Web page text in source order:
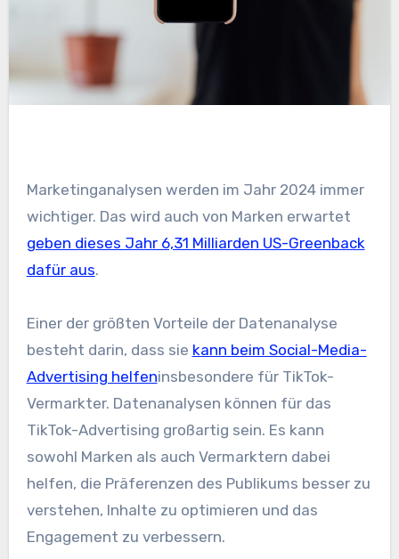
Marketinganalysen werden im Jahr 2024 immer
wichtiger. Das wird auch von Marken erwartet
geben dieses Jahr 6,31 Milliarden US-Greenback
dafür aus.
Einer der größten Vorteile der Datenanalyse
besteht darin, dass sie kann beim Social-Media-
Advertising helfeninsbesondere für TikTok-
Vermarkter. Datenanalysen können für das
TikTok-Advertising großartig sein. Es kann
sowohl Marken als auch Vermarktern dabei
helfen, die Präferenzen des Publikums besser zu
verstehen, Inhalte zu optimieren und das
Engagement zu verbessern.